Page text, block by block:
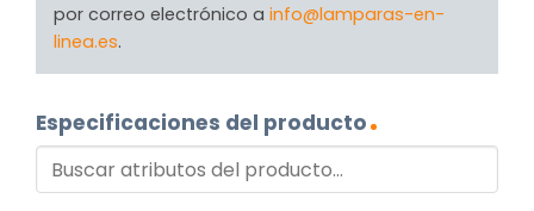
por correo electrónico a info@lamparas-en-
linea.es.
Especificaciones del producto